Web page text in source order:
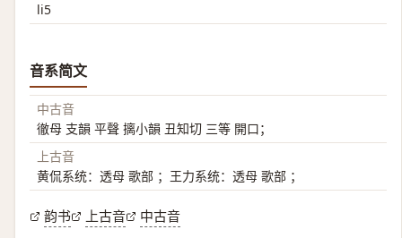
li5
音系简文
中古音
徹母 支韻 平聲 摛小韻 丑知切 三等 開口；
上古音
黄侃系统：透母 歌部 ；王力系统：透母 歌部 ；
韵书 上古音 中古音